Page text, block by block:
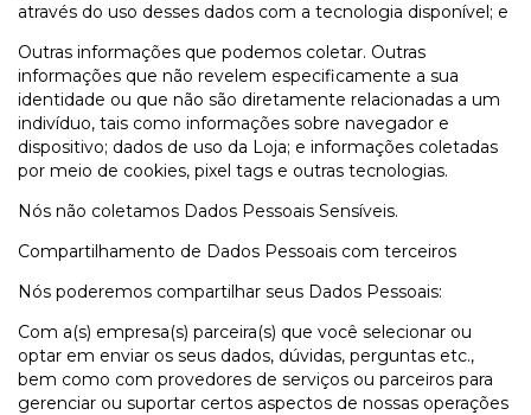
através do uso desses dados com a tecnologia disponível; e
Outras informações que podemos coletar. Outras
informações que não revelem especificamente a sua
identidade ou que não são diretamente relacionadas a um
indivíduo, tais como informações sobre navegador e
dispositivo; dados de uso da Loja; e informações coletadas
por meio de cookies, pixel tags e outras tecnologias.
Nós não coletamos Dados Pessoais Sensíveis.
Compartilhamento de Dados Pessoais com terceiros
Nós poderemos compartilhar seus Dados Pessoais:
Com a(s) empresa(s) parceira(s) que você selecionar ou
optar em enviar os seus dados, dúvidas, perguntas etc.,
bem como com provedores de serviços ou parceiros para
gerenciar ou suportar certos aspectos de nossas operações